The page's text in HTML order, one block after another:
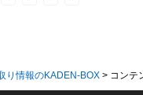
り情報のKADEN-BOX > コンテ